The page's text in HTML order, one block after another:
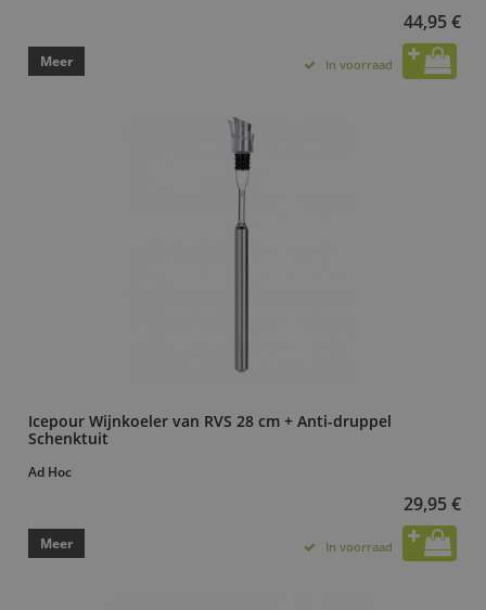
44,95 €
Meer In voorraad
Icepour Wijnkoeler van RVS 28 cm + Anti-druppel
Schenktuit
Ad Hoc
29,95 €
Meer In voorraad